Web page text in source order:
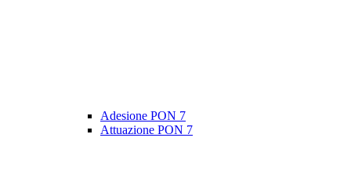
Adesione PON 7
Attuazione PON 7